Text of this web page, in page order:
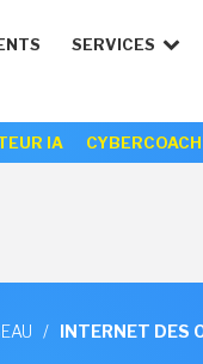
SERVICES
IA CYBERCOACH
/ INTERNET DES